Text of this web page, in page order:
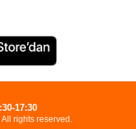
All rights reserved.
17:30